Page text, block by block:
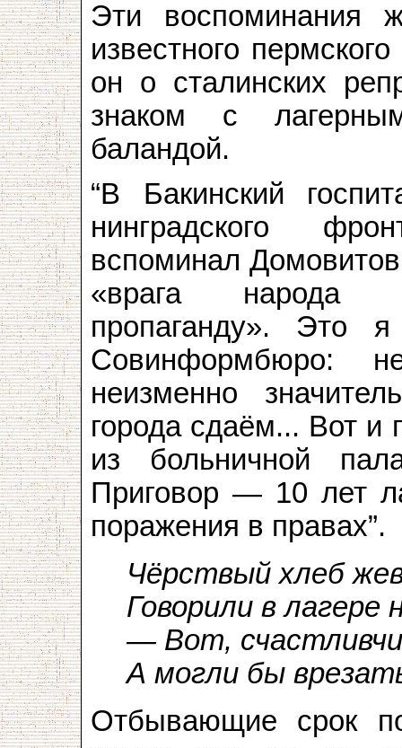
Эти воспоминания
известного
он о сталинских
знаком с
баландой.
“В Бакинский
нинградского
вспоминал
«врага народа
пропаганду». Это
Совинформбюро:
неизменно
города сдаём... Вот и
из больничной
Приговор — 10 лет
поражения в правах”.
Чёрствый хлеб
Говорили в лагере
— Вот,
А могли бы
Отбывающие срок